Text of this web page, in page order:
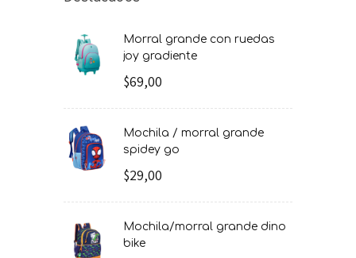
morral grande con ruedas
joy gradiente
$69,00
mochila / morral grande
spidey go
$29,00
mochila/morral grande dino
bike